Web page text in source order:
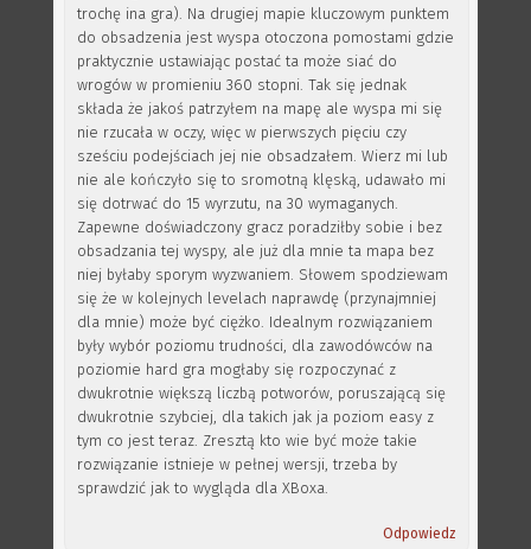
trochę ina gra). Na drugiej mapie kluczowym punktem
do obsadzenia jest wyspa otoczona pomostami gdzie
praktycznie ustawiając postać ta może siać do
wrogów w promieniu 360 stopni. Tak się jednak
składa że jakoś patrzyłem na mapę ale wyspa mi się
nie rzucała w oczy, więc w pierwszych pięciu czy
sześciu podejściach jej nie obsadzałem. Wierz mi lub
nie ale kończyło się to sromotną klęską, udawało mi
się dotrwać do 15 wyrzutu, na 30 wymaganych.
Zapewne doświadczony gracz poradziłby sobie i bez
obsadzania tej wyspy, ale już dla mnie ta mapa bez
niej byłaby sporym wyzwaniem. Słowem spodziewam
się że w kolejnych levelach naprawdę (przynajmniej
dla mnie) może być ciężko. Idealnym rozwiązaniem
były wybór poziomu trudności, dla zawodówców na
poziomie hard gra mogłaby się rozpoczynać z
dwukrotnie większą liczbą potworów, poruszającą się
dwukrotnie szybciej, dla takich jak ja poziom easy z
tym co jest teraz. Zresztą kto wie być może takie
rozwiązanie istnieje w pełnej wersji, trzeba by
sprawdzić jak to wygląda dla XBoxa.
Odpowiedz